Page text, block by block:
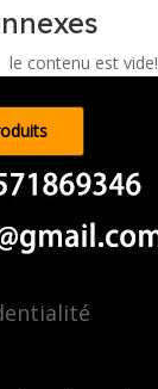
le contenu est vide!